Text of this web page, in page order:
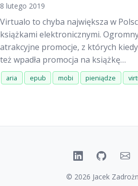
8 lutego 2019
Virtualo to chyba największa w
książkami elektronicznymi.
atrakcyjne promocje, z których
też wpadła promocja na książkę…
aria epub mobi pieniądze
© 2026 Jacek